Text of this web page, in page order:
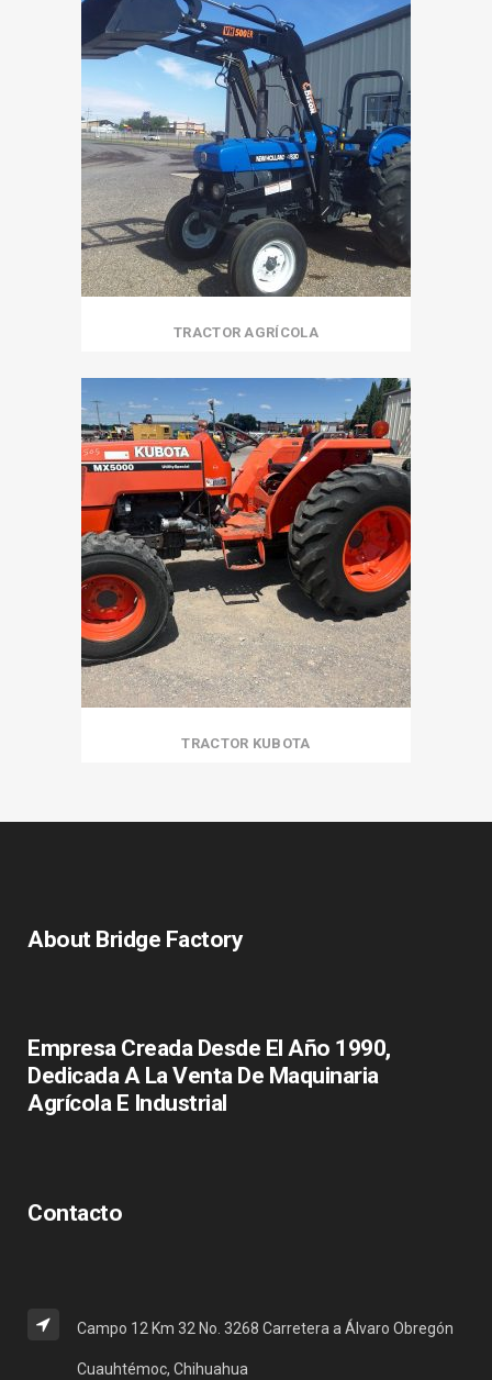
TRACTOR AGRÍCOLA
TRACTOR KUBOTA
About Bridge Factory
Empresa Creada Desde El Año 1990,
Dedicada A La Venta De Maquinaria
Agrícola E Industrial
Contacto
Campo 12 Km 32 No. 3268 Carretera a Álvaro Obregón
Cuauhtémoc, Chihuahua